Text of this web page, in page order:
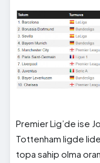
Premier Lig’de ise
Tottenham ligde
topa sahip olma